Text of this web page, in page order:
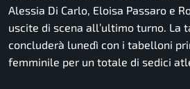
Alessia Di Carlo, Eloisa Passaro e
uscite di scena all’ultimo turno. La
concluderà lunedì con i tabelloni
femminile per un totale di sedici